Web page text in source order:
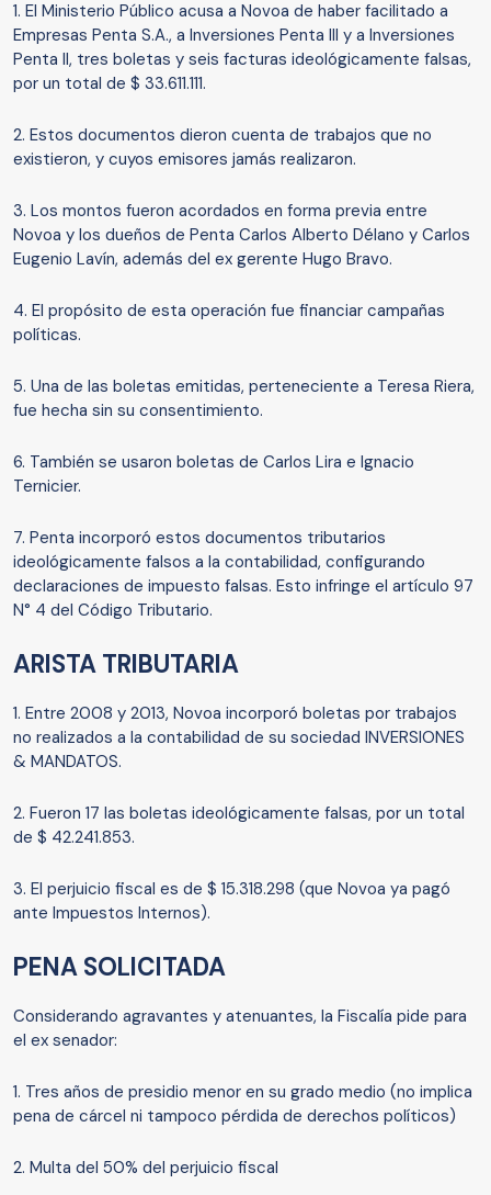
1. El Ministerio Público acusa a Novoa de haber facilitado a
Empresas Penta S.A., a Inversiones Penta III y a Inversiones
Penta II, tres boletas y seis facturas ideológicamente falsas,
por un total de $ 33.611.111.
2. Estos documentos dieron cuenta de trabajos que no
existieron, y cuyos emisores jamás realizaron.
3. Los montos fueron acordados en forma previa entre
Novoa y los dueños de Penta Carlos Alberto Délano y Carlos
Eugenio Lavín, además del ex gerente Hugo Bravo.
4. El propósito de esta operación fue financiar campañas
políticas.
5. Una de las boletas emitidas, perteneciente a Teresa Riera,
fue hecha sin su consentimiento.
6. También se usaron boletas de Carlos Lira e Ignacio
Ternicier.
7. Penta incorporó estos documentos tributarios
ideológicamente falsos a la contabilidad, configurando
declaraciones de impuesto falsas. Esto infringe el artículo 97
N° 4 del Código Tributario.
ARISTA TRIBUTARIA
1. Entre 2008 y 2013, Novoa incorporó boletas por trabajos
no realizados a la contabilidad de su sociedad INVERSIONES
& MANDATOS.
2. Fueron 17 las boletas ideológicamente falsas, por un total
de $ 42.241.853.
3. El perjuicio fiscal es de $ 15.318.298 (que Novoa ya pagó
ante Impuestos Internos).
PENA SOLICITADA
Considerando agravantes y atenuantes, la Fiscalía pide para
el ex senador:
1. Tres años de presidio menor en su grado medio (no implica
pena de cárcel ni tampoco pérdida de derechos políticos)
2. Multa del 50% del perjuicio fiscal